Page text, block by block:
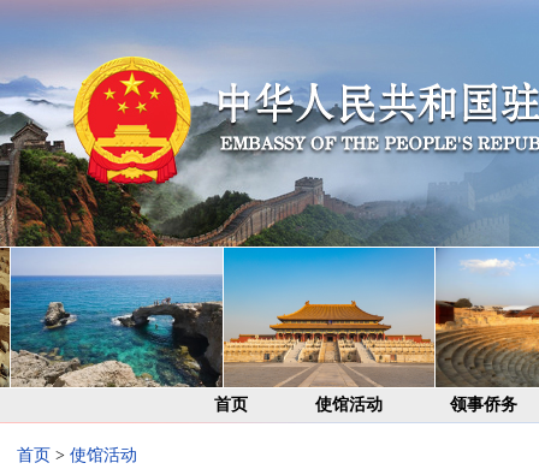
首页 使馆活动 领事侨务
首页 > 使馆活动